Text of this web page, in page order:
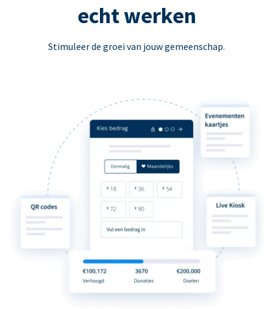
echt werken
Stimuleer de groei van jouw gemeenschap.